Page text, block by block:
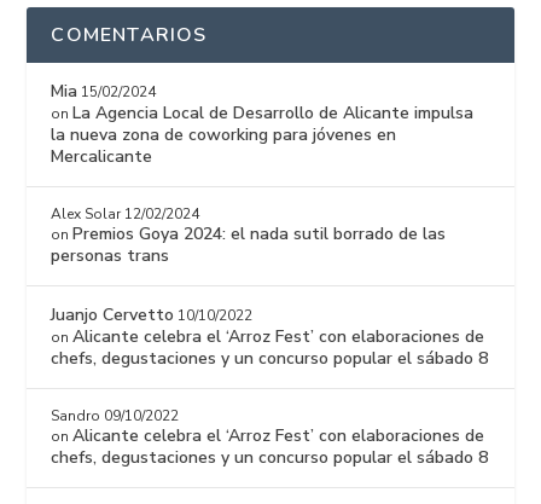
COMENTARIOS
Mia 15/02/2024
on La Agencia Local de Desarrollo de Alicante impulsa
la nueva zona de coworking para jóvenes en
Mercalicante
Alex Solar 12/02/2024
on Premios Goya 2024: el nada sutil borrado de las
personas trans
Juanjo Cervetto 10/10/2022
onAlicante celebra el ‘Arroz Fest’ con elaboraciones de
chefs, degustaciones y un concurso popular el sábado 8
Sandro 09/10/2022
onAlicante celebra el ‘Arroz Fest’ con elaboraciones de
chefs, degustaciones y un concurso popular el sábado 8